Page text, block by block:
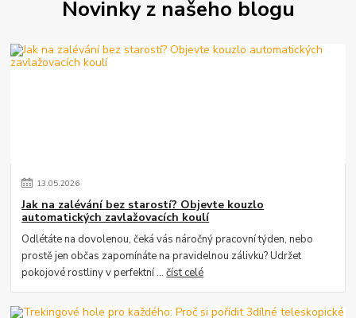
Novinky z našeho blogu
13.05.2026
Jak na zalévání bez starostí? Objevte kouzlo
automatických zavlažovacích koulí
Odlétáte na dovolenou, čeká vás náročný pracovní týden, nebo
prostě jen občas zapomínáte na pravidelnou zálivku? Udržet
pokojové rostliny v perfektní ...číst celé